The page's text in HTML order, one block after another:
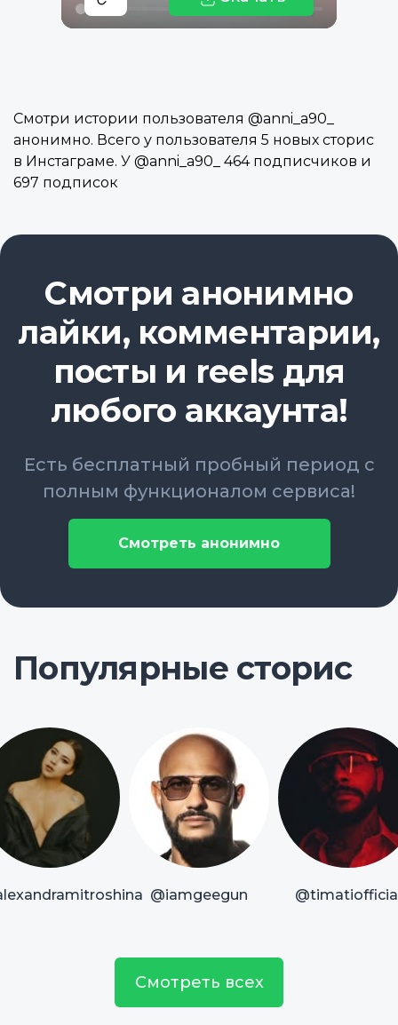
Смотри истории пользователя @anni_a90_
анонимно. Всего у пользователя 5 новых сторис
в Инстаграме. У @anni_a90_ 464 подписчиков и
697 подписок
Смотри анонимно
лайки, комментарии,
посты и reels для
любого аккаунта!
Есть бесплатный пробный период с
полным функционалом сервиса!
Смотреть анонимно
Популярные сторис
@iamgeegun
Смотреть всех